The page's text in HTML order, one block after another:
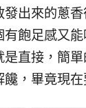
發出來的蔥
飽足感又
是直接，簡
，畢竟現